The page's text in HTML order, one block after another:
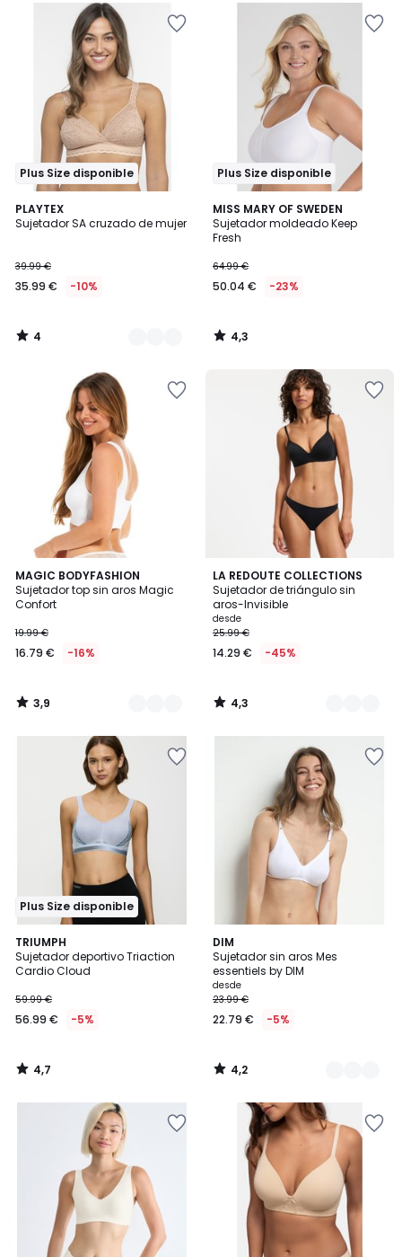
Plus Size disponible
PLAYTEX
Sujetador SA cruzado de mujer
39.99 €
35.99 € -10%
4
/
2
Colores
4
/
Plus Size disponible
MISS MARY OF SWEDEN
Sujetador moldeado Keep
Fresh
64.99 €
50.04 € -23%
4,3
/ 5
4,3
/
MAGIC BODYFASHION
Sujetador top sin aros Magic
Confort
19.99 €
16.79 € -16%
3,9
/ 5
3
Colores
3,9
/
LA REDOUTE COLLECTIONS
Sujetador de triángulo sin
aros-Invisible
desde
25.99 €
14.29 € -45%
4,3
/ 5
3
Colores
4,3
/
Plus Size disponible
TRIUMPH
Sujetador deportivo Triaction
Cardio Cloud
59.99 €
56.99 € -5%
4,7
/ 5
4,7
/
DIM
Sujetador sin aros Mes
essentiels by DIM
desde
23.99 €
22.79 € -5%
4,2
/ 5
3
Colores
4,2
/